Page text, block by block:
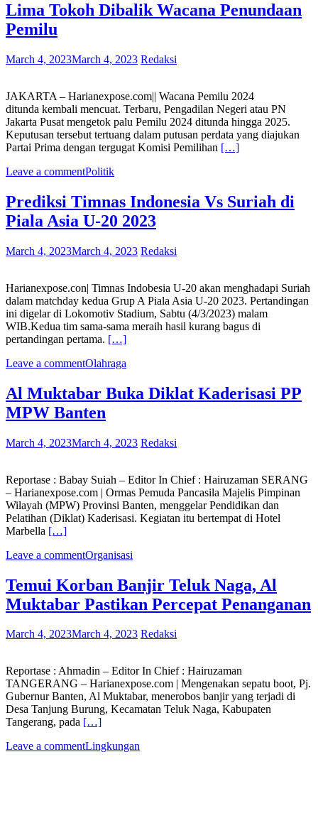
Lima Tokoh Dibalik Wacana Penundaan
Pemilu
March 4, 2023March 4, 2023 Redaksi
JAKARTA – Harianexpose.com|| Wacana Pemilu 2024
ditunda kembali mencuat. Terbaru, Pengadilan Negeri atau PN
Jakarta Pusat mengetok palu Pemilu 2024 ditunda hingga 2025.
Keputusan tersebut tertuang dalam putusan perdata yang diajukan
Partai Prima dengan tergugat Komisi Pemilihan […]
Leave a commentPolitik
Prediksi Timnas Indonesia Vs Suriah di
Piala Asia U-20 2023
March 4, 2023March 4, 2023 Redaksi
Harianexpose.con| Timnas Indobesia U-20 akan menghadapi Suriah
dalam matchday kedua Grup A Piala Asia U-20 2023. Pertandingan
ini digelar di Lokomotiv Stadium, Sabtu (4/3/2023) malam
WIB.Kedua tim sama-sama meraih hasil kurang bagus di
pertandingan pertama. […]
Leave a commentOlahraga
Al Muktabar Buka Diklat Kaderisasi PP
MPW Banten
March 4, 2023March 4, 2023 Redaksi
Reportase : Babay Suiah – Editor In Chief : Hairuzaman SERANG
– Harianexpose.com | Ormas Pemuda Pancasila Majelis Pimpinan
Wilayah (MPW) Provinsi Banten, menggelar Pendidikan dan
Pelatihan (Diklat) Kaderisasi. Kegiatan itu bertempat di Hotel
Marbella […]
Leave a commentOrganisasi
Temui Korban Banjir Teluk Naga, Al
Muktabar Pastikan Percepat Penanganan
March 4, 2023March 4, 2023 Redaksi
Reportase : Ahmadin – Editor In Chief : Hairuzaman
TANGERANG – Harianexpose.com | Mengenakan sepatu boot, Pj.
Gubernur Banten, Al Muktabar, menerobos banjir yang terjadi di
Desa Tanjung Burung, Kecamatan Teluk Naga, Kabupaten
Tangerang, pada […]
Leave a commentLingkungan